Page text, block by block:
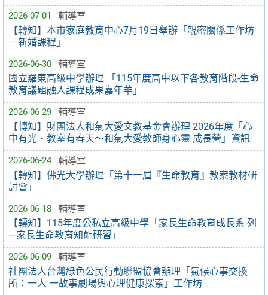
2026-07-01 輔導室
【轉知】本市家庭教育中心7月19日舉辦「親密關係工作坊
－新婚課程」
2026-06-30 輔導室
國立羅東高級中學辦理 「115年度高中以下各教育階段-生命
教育議題融入課程成果嘉年華」
2026-06-29 輔導室
【轉知】財團法人和氣大愛文教基金會辦理 2026年度「心
中有光・教室有春天～和氣大愛教師身心靈 成長營」資訊
2026-06-24 輔導室
【轉知】佛光大學辦理「第十一屆『生命教育』教案教材研
討會」
2026-06-18 輔導室
【轉知】115年度公私立高級中學「家長生命教育成長系 列
—家長生命教育知能研習」
2026-06-09 輔導室
社團法人台灣綠色公民行動聯盟協會辦理「氣候心事交換
所：一人 一故事劇場與心理健康探索」工作坊